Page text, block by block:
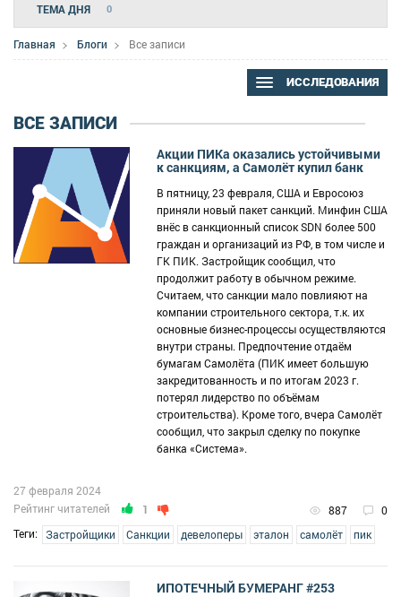
ТЕМА ДНЯ 0
Главная Блоги Все записи
ИССЛЕДОВАНИЯ
ВСЕ ЗАПИСИ
Акции ПИКа оказались устойчивыми
к санкциям, а Самолёт купил банк
В пятницу, 23 февраля, США и Евросоюз
приняли новый пакет санкций. Минфин США
внёс в санкционный список SDN более 500
граждан и организаций из РФ, в том числе и
ГК ПИК. Застройщик сообщил, что
продолжит работу в обычном режиме.
Считаем, что санкции мало повлияют на
компании строительного сектора, т.к. их
основные бизнес-процессы осуществляются
внутри страны. Предпочтение отдаём
бумагам Самолёта (ПИК имеет большую
закредитованность и по итогам 2023 г.
потерял лидерство по объёмам
строительства). Кроме того, вчера Самолёт
сообщил, что закрыл сделку по покупке
банка «Система».
Рейтинг читателей 1 887 0
27 февраля 2024
Теги: Застройщики Санкции девелоперы эталон самолёт пик
ИПОТЕЧНЫЙ БУМЕРАНГ #253